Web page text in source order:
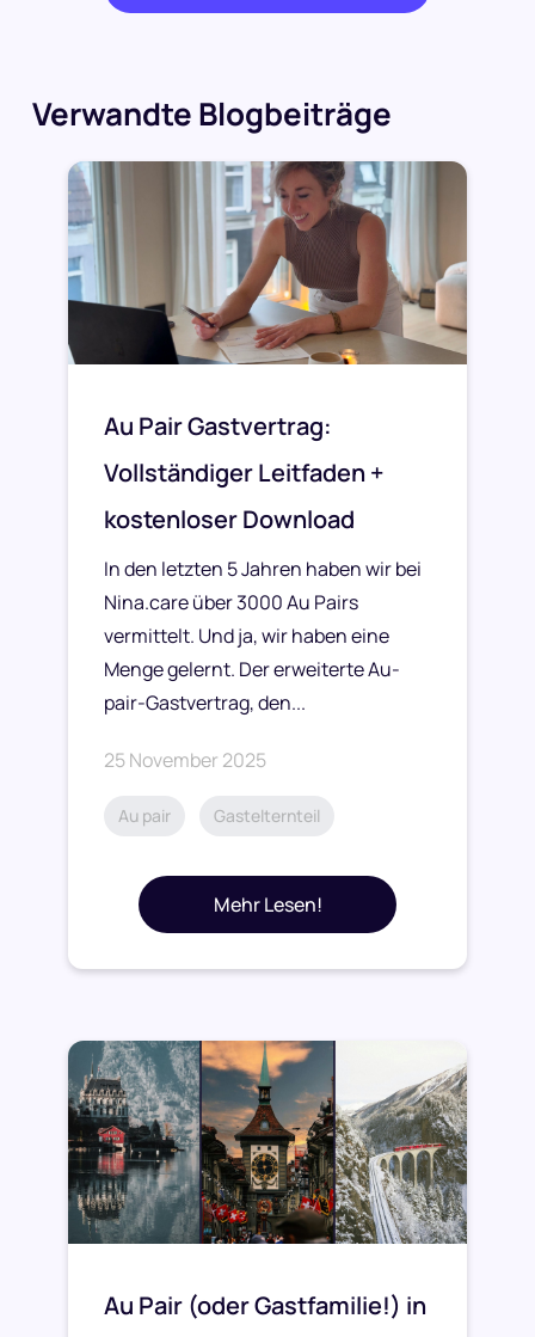
Verwandte Blogbeiträge
Au Pair Gastvertrag:
Vollständiger Leitfaden +
kostenloser Download
In den letzten 5 Jahren haben wir bei
Nina.care über 3000 Au Pairs
vermittelt. Und ja, wir haben eine
Menge gelernt. Der erweiterte Au-
pair-Gastvertrag, den...
25 November 2025
Au pair Gastelternteil
Mehr Lesen!
Au Pair (oder Gastfamilie!) in